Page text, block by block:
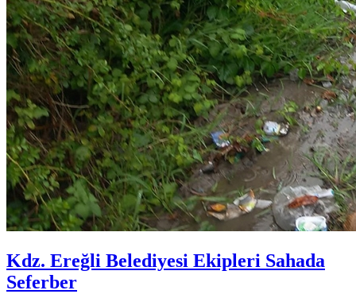
Kdz. Ereğli Belediyesi Ekipleri Sahada
Seferber